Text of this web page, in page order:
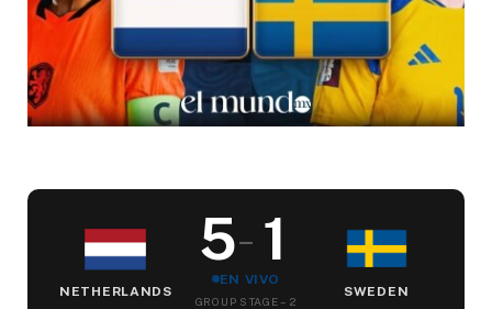
NETHERLANDS
5– 1
EN VIVO
GROUP STAGE – 2
SWEDEN